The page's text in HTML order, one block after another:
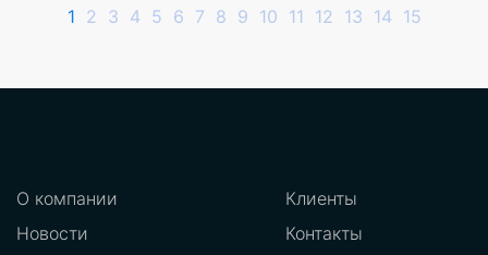
1 2 3 4 5 6 7 8 9 10 11 12 13 14 15
О компании
Новости
Клиенты
Контакты